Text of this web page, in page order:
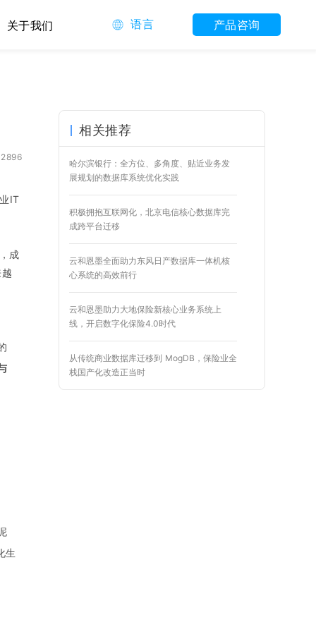
关于我们 语言 产品咨询
2896
业IT
成
生
相关推荐
哈尔滨银行：全方位、多角度、贴近业务发
展规划的数据库系统优化实践
积极拥抱互联网化，北京电信核心数据库完
成跨平台迁移
云和恩墨全面助力东风日产数据库一体机核
心系统的高效前行
云和恩墨助力大地保险新核心业务系统上
线，开启数字化保险4.0时代
从传统商业数据库迁移到 MogDB，保险业全
栈国产化改造正当时